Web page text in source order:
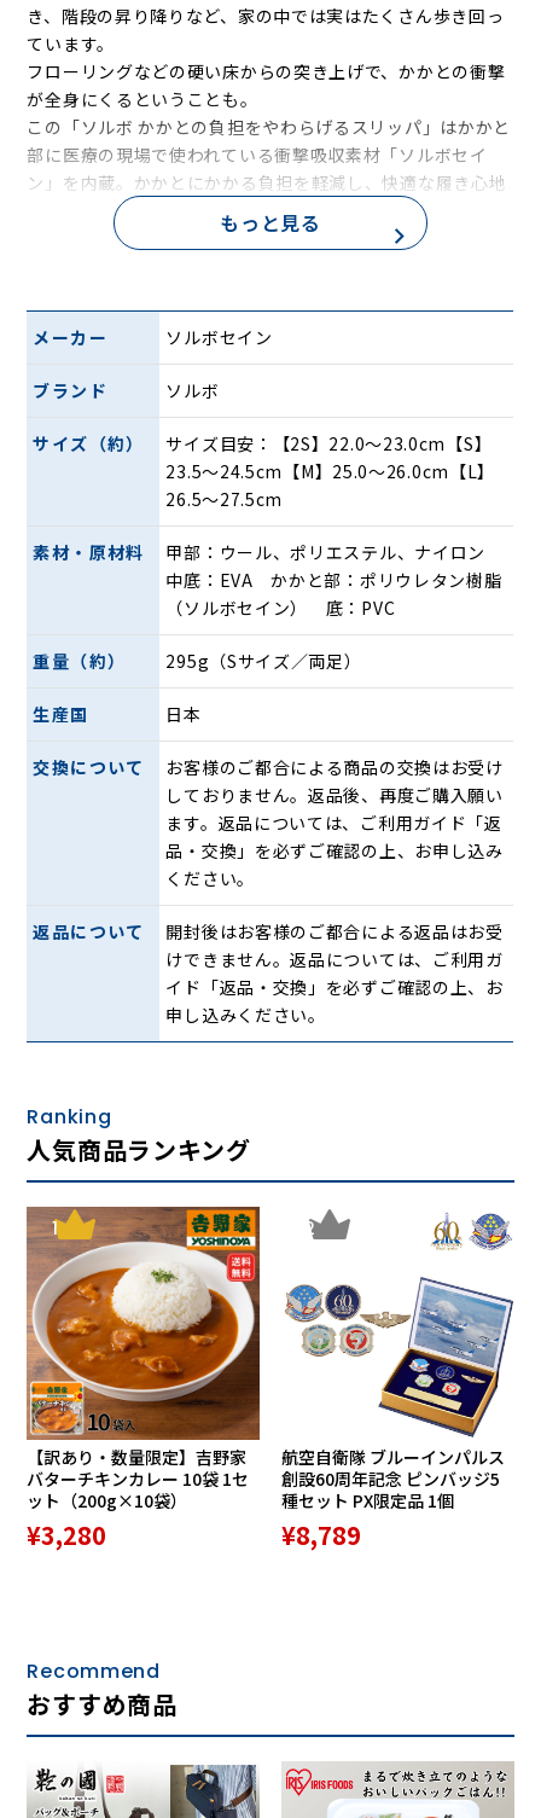
き、階段の昇り降りなど、家の中では実はたくさん歩き回っ
ています。
フローリングなどの硬い床からの突き上げで、かかとの衝撃
が全身にくるということも。
この「ソルボ かかとの負担をやわらげるスリッパ」はかかと
部に医療の現場で使われている衝撃吸収素材「ソルボセイ
ン」を内蔵。かかとにかかる負担を軽減し、快適な履き心地
を実現しています。
蔵
かかと部に衝撃吸収素材「ソルボセンイ」を内蔵。ソルボセ
ンイは英国国立研究開発公社（NRDC）の支援で誕生した素
IPNs（相互貫入高分子網目構造）を持つ粘弾性高分子化合物
で衝撃吸収と圧力分散性能を実現する人工筋肉として医療の
現場で高く評価されています。さらにゴムやEVAなどに比べ
て違和感が少なく、へたりにくいなど耐久性にも優れていま
皮膚や筋肉と同じ衝撃吸収性を持つよう設計されているた
め、体への負担も少ないです。
ソルボセンイ3つの特徴
１． 衝撃吸収力に優れている
も違和感が少なく、しっかりサポートができます。
２． へたりにくく、くいこみにくい
EVAのようなフォーム素材とは異なり、長時間使用してもへ
たったりしません。また、シリコンのように体に負担を与え
ません。
３． 抗菌衛生性能がある
もっと見る
メーカー ソルボセイン
ブランド ソルボ
サイズ（約）
サイズ目安：【2S】22.0〜23.0cm【S】
23.5〜24.5cm【M】25.0〜26.0cm【L】
26.5〜27.5cm
素材・原材料
甲部：ウール、ポリエステル、ナイロン
中底：EVA かかと部：ポリウレタン樹脂
（ソルボセイン） 底：PVC
重量（約） 295g（Sサイズ／両足）
生産国 日本
交換について
お客様のご都合による商品の交換はお受け
しておりません。返品後、再度ご購入願い
ます。返品については、ご利用ガイド「返
品・交換」を必ずご確認の上、お申し込み
ください。
返品について
開封後はお客様のご都合による返品はお受
けできません。返品については、ご利用ガ
イド「返品・交換」を必ずご確認の上、お
申し込みください。
Ranking
人気商品ランキング
1
【訳あり・数量限定】吉野家
バターチキンカレー 10袋 1セ
ット（200g×10袋）
¥3,280
2
航空自衛隊 ブルーインパルス
創設60周年記念 ピンバッジ5
種セット PX限定品 1個
¥8,789
Recommend
おすすめ商品